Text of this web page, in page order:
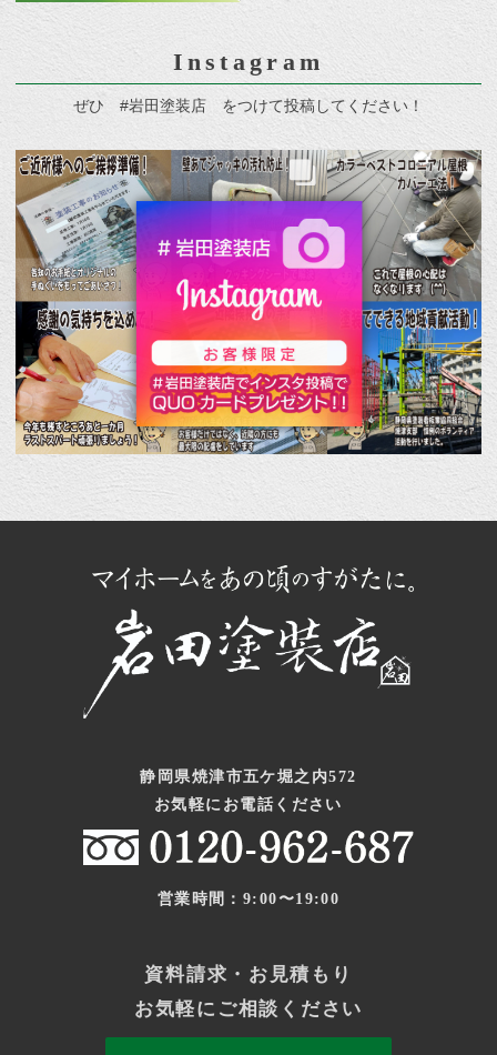
Instagram
ぜひ #岩田塗装店 をつけて投稿してください！
静岡県焼津市五ケ堀之内572
お気軽にお電話ください
営業時間：9:00〜19:00
資料請求・お見積もり
お気軽にご相談ください